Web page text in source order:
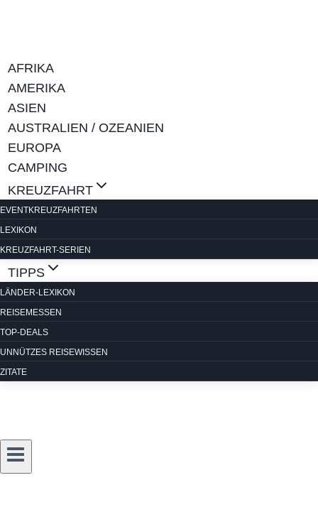
AFRIKA
AMERIKA
ASIEN
AUSTRALIEN / OZEANIEN
EUROPA
CAMPING
KREUZFAHRT
EVENTKREUZFAHRTEN
LEXIKON
KREUZFAHRT-SERIEN
TIPPS
LÄNDER-LEXIKON
REISEMESSEN
TOP-DEALS
UNNÜTZES REISEWISSEN
ZITATE